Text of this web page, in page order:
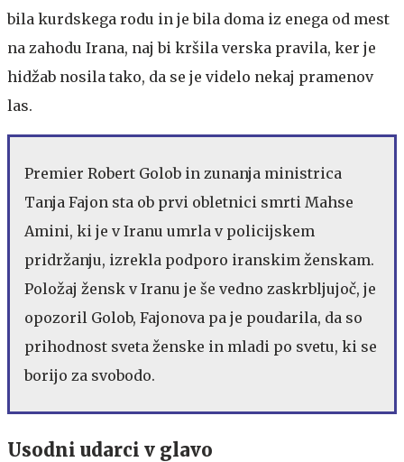
bila kurdskega rodu in je bila doma iz enega od mest
na zahodu Irana, naj bi kršila verska pravila, ker je
hidžab nosila tako, da se je videlo nekaj pramenov
las.
Premier Robert Golob in zunanja ministrica
Tanja Fajon sta ob prvi obletnici smrti Mahse
Amini, ki je v Iranu umrla v policijskem
pridržanju, izrekla podporo iranskim ženskam.
Položaj žensk v Iranu je še vedno zaskrbljujoč, je
opozoril Golob, Fajonova pa je poudarila, da so
prihodnost sveta ženske in mladi po svetu, ki se
borijo za svobodo.
Usodni udarci v glavo